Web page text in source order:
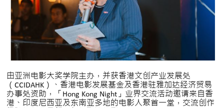
由亚洲电影大奖学院主办，并获香港文创产业发展处
（CCIDAHK）、香港电影发展基金及香港驻雅加达经济贸易
办事处资助，「Hong Kong Night」业界交流活动邀请来自香
港、印度尼西亚及东南亚多地的电影人聚首一堂，交流创作